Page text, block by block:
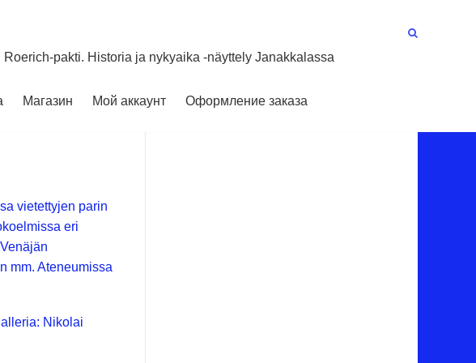
Roerich-pakti. Historia ja nykyaika -näyttely Janakkalassa
Магазин Мой аккаунт Оформление заказа
vietettyjen parin
eri
mm. Ateneumissa
Nikolai